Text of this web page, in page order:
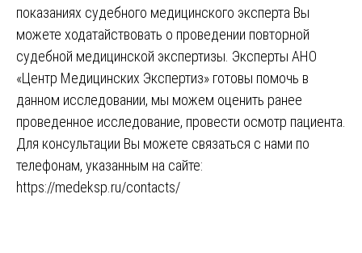
показаниях судебного медицинского эксперта Вы
можете ходатайствовать о проведении повторной
судебной медицинской экспертизы. Эксперты АНО
«Центр Медицинских Экспертиз» готовы помочь в
данном исследовании, мы можем оценить ранее
проведенное исследование, провести осмотр пациента.
Для консультации Вы можете связаться с нами по
телефонам, указанным на сайте:
https://medeksp.ru/contacts/